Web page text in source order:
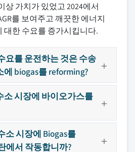
상 가치가 있었고 2024에서
를 보여주고 깨끗한 에너지
대한 수요를 증가시킵니다.
요를 운전하는 것은 수송
biogas를 reforming?
소 시장에 바이오가스를
소 시장에 Biogas를
에서 작동합니까?